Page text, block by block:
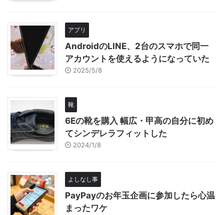
アプリ
AndroidのLINE、2台のスマホで同一
アカウントを使えるようになっていた
2025/5/8
靴
6Eの靴を購入 幅広・甲高の自分に初め
てシンデレラフィットした
2024/1/8
よしなし事
PayPayのお年玉企画に参加したら心温
まったワケ